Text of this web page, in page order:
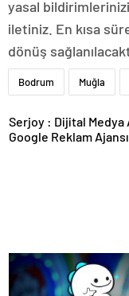
yasal
iletiniz. En kısa
dönüş
Bodrum Muğla
Serjoy : Dijital Medya Ajansı,
Google Reklam